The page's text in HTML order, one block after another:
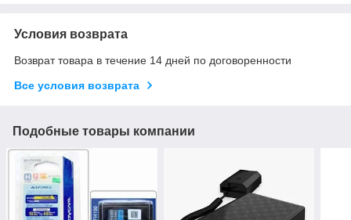
Условия возврата
Возврат товара в течение 14 дней по договоренности
Все условия возврата
Подобные товары компании